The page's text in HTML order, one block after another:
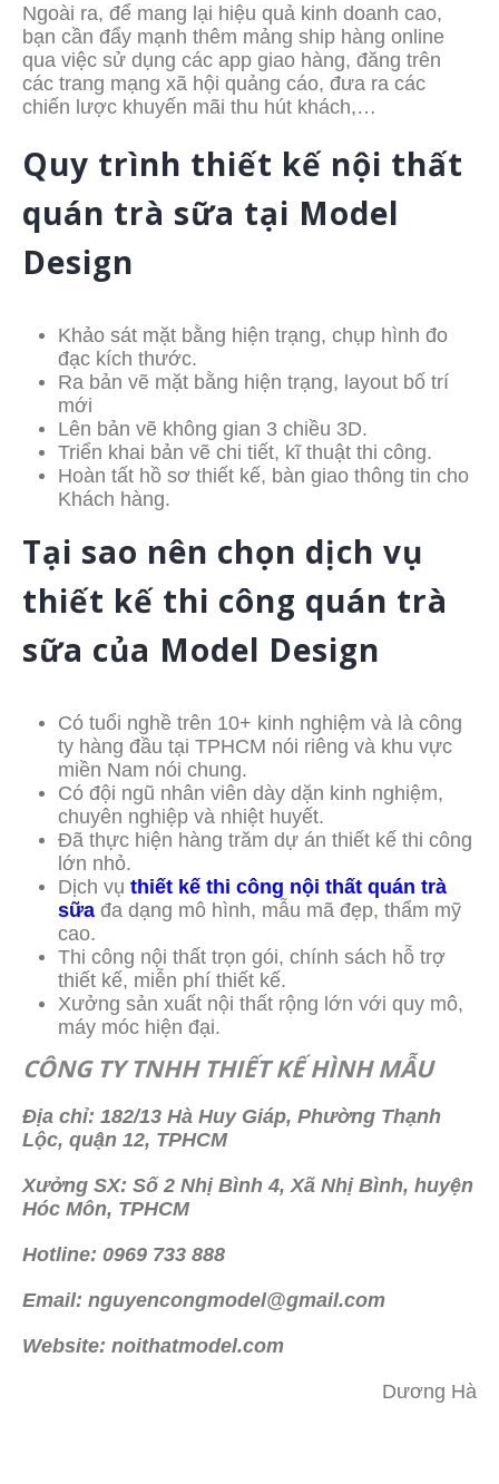
Ngoài ra, để mang lại hiệu quả kinh doanh cao,
bạn cần đẩy mạnh thêm mảng ship hàng online
qua việc sử dụng các app giao hàng, đăng trên
các trang mạng xã hội quảng cáo, đưa ra các
chiến lược khuyến mãi thu hút khách,…
Quy trình thiết kế nội thất
quán trà sữa tại Model
Design
Khảo sát mặt bằng hiện trạng, chụp hình đo
đạc kích thước.
Ra bản vẽ mặt bằng hiện trạng, layout bố trí
mới
Lên bản vẽ không gian 3 chiều 3D.
Triển khai bản vẽ chi tiết, kĩ thuật thi công.
Hoàn tất hồ sơ thiết kế, bàn giao thông tin cho
Khách hàng.
Tại sao nên chọn dịch vụ
thiết kế thi công quán trà
sữa của Model Design
Có tuổi nghề trên 10+ kinh nghiệm và là công
ty hàng đầu tại TPHCM nói riêng và khu vực
miền Nam nói chung.
Có đội ngũ nhân viên dày dặn kinh nghiệm,
chuyên nghiệp và nhiệt huyết.
Đã thực hiện hàng trăm dự án thiết kế thi công
lớn nhỏ.
Dịch vụ thiết kế thi công nội thất quán trà
sữa đa dạng mô hình, mẫu mã đẹp, thẩm mỹ
cao.
Thi công nội thất trọn gói, chính sách hỗ trợ
thiết kế, miễn phí thiết kế.
Xưởng sản xuất nội thất rộng lớn với quy mô,
máy móc hiện đại.
CÔNG TY TNHH THIẾT KẾ HÌNH MẪU
Địa chỉ: 182/13 Hà Huy Giáp, Phường Thạnh
Lộc, quận 12, TPHCM
Xưởng SX: Số 2 Nhị Bình 4, Xã Nhị Bình, huyện
Hóc Môn, TPHCM
Hotline: 0969 733 888
Email: nguyencongmodel@gmail.com
Website: noithatmodel.com
Dương Hà